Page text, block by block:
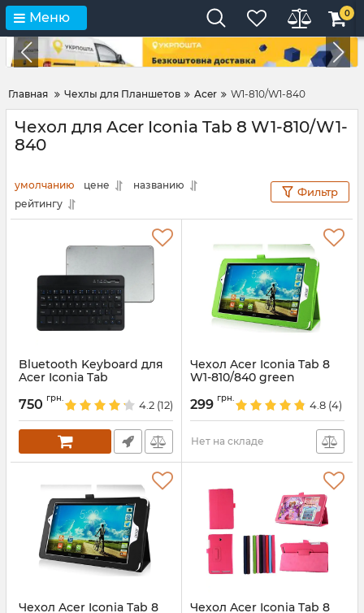
Меню 0
Главная Чехлы для Планшетов Acer W1-810/W1-840
Чехол для Acer Iconia Tab 8 W1-810/W1-
840
умолчанию цене
названию
рейтингу
Фильтр
Bluetooth Keyboard для
Acer Iconia Tab
750 грн.
4.2 (12)
Чехол Acer Iconia Tab 8
W1-810/840 green
299 грн.
4.8 (4)
Нет на складе
Чехол Acer Iconia Tab 8
Чехол Acer Iconia Tab 8